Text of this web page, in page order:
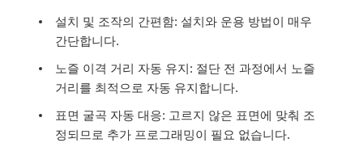
설치 및 조작의 간편함: 설치와 운용 방법이 매우
간단합니다.
노즐 이격 거리 자동 유지: 절단 전 과정에서 노즐
거리를 최적으로 자동 유지합니다.
표면 굴곡 자동 대응: 고르지 않은 표면에 맞춰 조
정되므로 추가 프로그래밍이 필요 없습니다.